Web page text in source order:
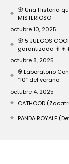
🎲 Una Historia
MISTERIOSO
octubre 10, 2025
🎲 5 JUEGOS
garantizada
octubre 8, 2025
☢️ Laboratorio
“10” del verano
octubre 4, 2025
CATHOOD
PANDA ROYALE